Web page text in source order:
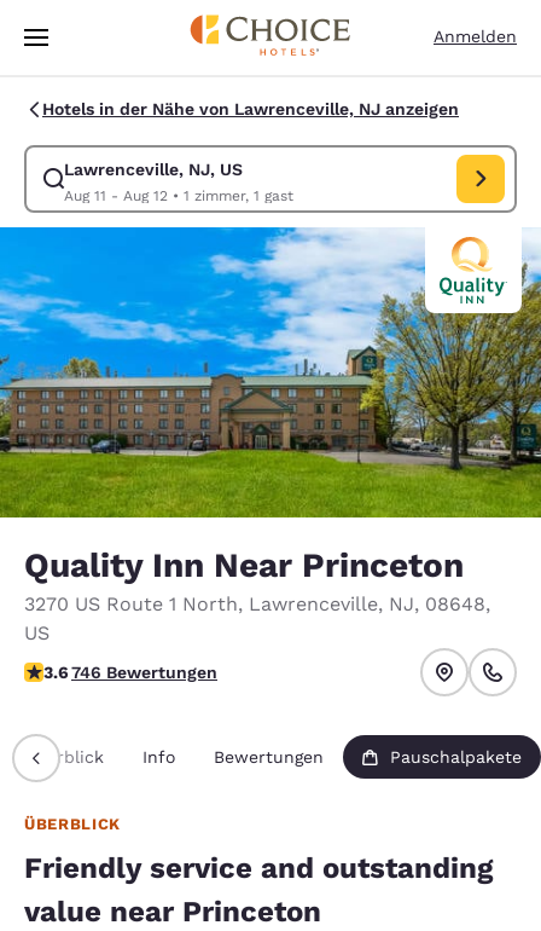
Weiter Zu Hauptinhalt
Anmelden
Hotels in der Nähe von Lawrenceville, NJ anzeigen
Lawrenceville, NJ, US
Aug 11 - Aug 12• 1 zimmer, 1 gast
Suche für Lawrenceville, NJ, US ändern. Check-in-Datum Aug 11,
Quality Inn Near Princeton
3270 US Route 1 North, Lawrenceville, NJ, 08648,
US
3.62-Sterne-Bewertung. Gut.
3.6746 Bewertungen
Überblick Info Bewertungen Pauschalpakete
ÜBERBLICK
Friendly service and outstanding
value near Princeton